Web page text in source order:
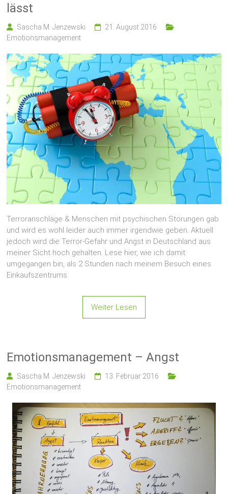
lässt
Sascha M. Jenzewski
21. August 2016
Emotionsmanagement
Terroranschläge & Menschen mit psychischen Störungen gab
und wird es wohl leider auch immer irgendwie geben. Aktuell
jedoch wird die Terror-Gefahr und Angst in Deutschland aus
meiner Sicht hoch gehalten. Lese hier, wie ich damit
umgegangen bin, als 2 Stunden nach meinem Besuch eines
Einkaufszentrums
Weiter Lesen
Emotionsmanagement – Angst
Sascha M. Jenzewski
13. Februar 2016
Emotionsmanagement